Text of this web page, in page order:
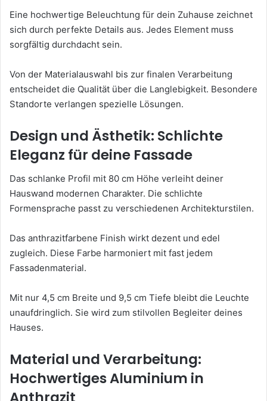
Eine hochwertige Beleuchtung für dein Zuhause zeichnet
sich durch perfekte Details aus. Jedes Element muss
sorgfältig durchdacht sein.
Von der Materialauswahl bis zur finalen Verarbeitung
entscheidet die Qualität über die Langlebigkeit. Besondere
Standorte verlangen spezielle Lösungen.
Design und Ästhetik: Schlichte
Eleganz für deine Fassade
Das schlanke Profil mit 80 cm Höhe verleiht deiner
Hauswand modernen Charakter. Die schlichte
Formensprache passt zu verschiedenen Architekturstilen.
Das anthrazitfarbene Finish wirkt dezent und edel
zugleich. Diese Farbe harmoniert mit fast jedem
Fassadenmaterial.
Mit nur 4,5 cm Breite und 9,5 cm Tiefe bleibt die Leuchte
unaufdringlich. Sie wird zum stilvollen Begleiter deines
Hauses.
Material und Verarbeitung:
Hochwertiges Aluminium in